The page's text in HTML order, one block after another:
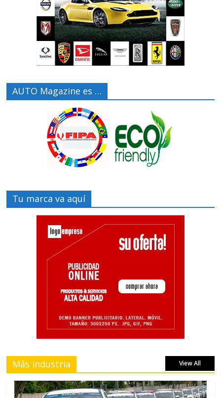
AUTO Magazine es …
Tu marca va aquí
Más Industria View All